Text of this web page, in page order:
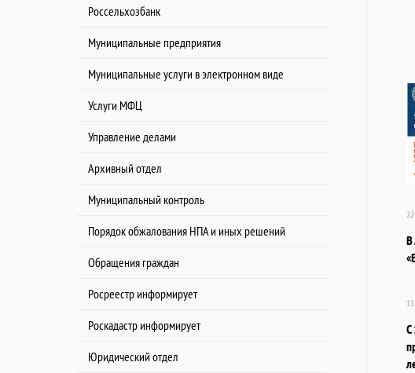
Россельхозбанк
Муниципальные предприятия
Муниципальные услуги в электронном виде
Услуги МФЦ
Управление делами
Архивный отдел
Муниципальный контроль
Порядок обжалования НПА и иных решений
Обращения граждан
Росреестр информирует
Роскадастр информирует
Юридический отдел
В
С